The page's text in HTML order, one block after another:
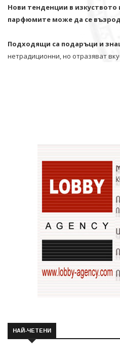
Нови тенденции в изкуството
парфюмите може да се
Подходящи са подаръци и
нетрадиционни, но отразяват
НАЙ-ЧЕТЕНИ